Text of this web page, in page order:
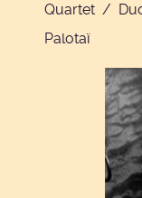
Quartet /
Palotaï